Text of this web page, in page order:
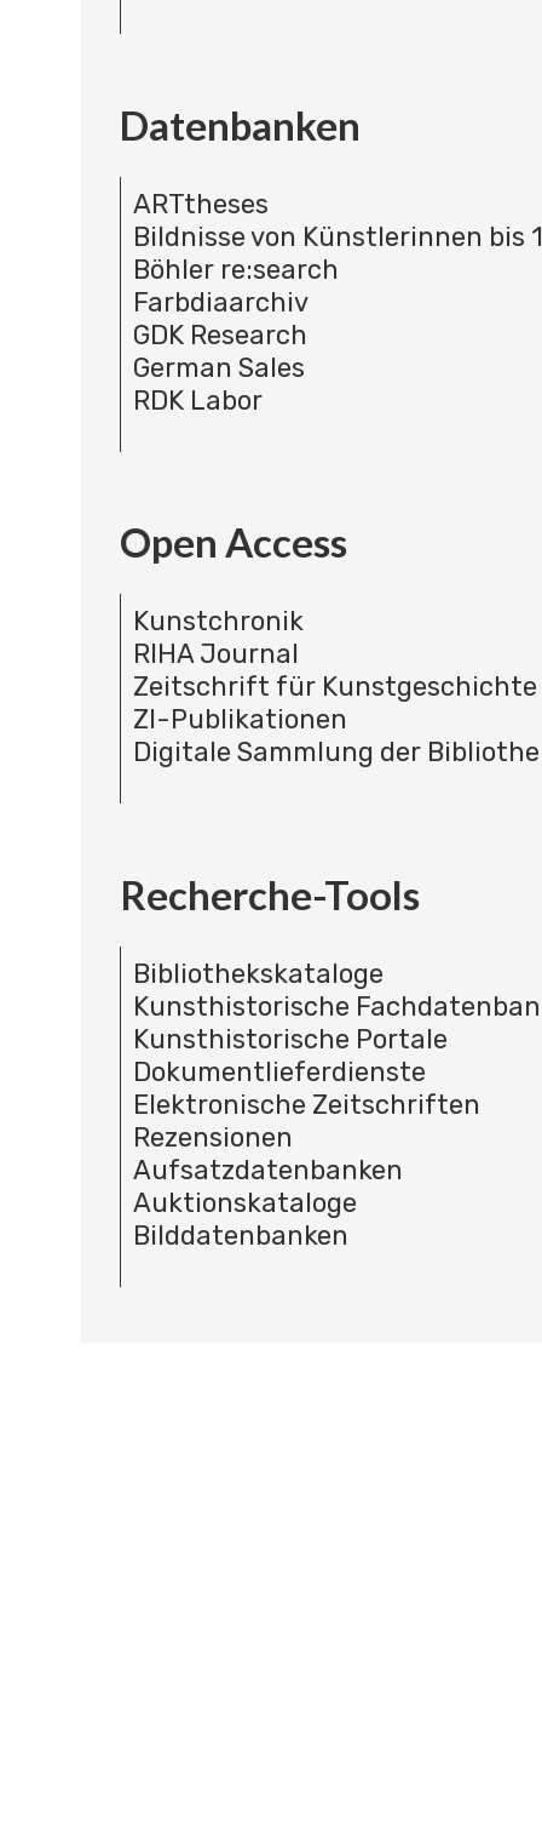
Datenbanken
ARTtheses
Bildnisse von Künstlerinnen bis
Böhler re:search
Farbdiaarchiv
GDK Research
German Sales
RDK Labor
Open Access
Kunstchronik
RIHA Journal
Zeitschrift für Kunstgeschichte
ZI-Publikationen
Digitale Sammlung der
Recherche-Tools
Bibliothekskataloge
Kunsthistorische
Kunsthistorische Portale
Dokumentlieferdienste
Elektronische Zeitschriften
Rezensionen
Aufsatzdatenbanken
Auktionskataloge
Bilddatenbanken